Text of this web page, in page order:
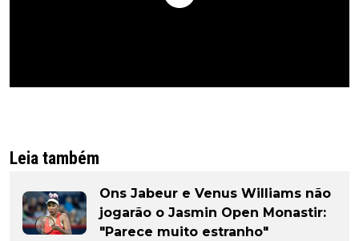
Leia também
Ons Jabeur e Venus Williams não
jogarão o Jasmin Open Monastir:
"Parece muito estranho"